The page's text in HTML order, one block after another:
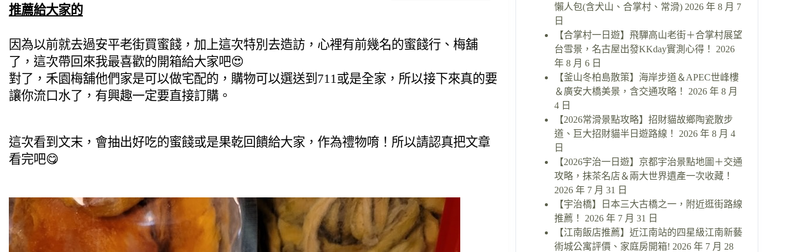
推薦給大家的
因為以前就去過安平老街買蜜餞，加上這次特別去造訪，心裡有前幾名的蜜餞行、梅舖
了，這次帶回來我最喜歡的開箱給大家吧😍
對了，禾園梅舖他們家是可以做宅配的，購物可以選送到711或是全家，所以接下來真的要
讓你流口水了，有興趣一定要直接訂購。
這次看到文末，會抽出好吃的蜜餞或是果乾回饋給大家，作為禮物唷！所以請認真把文章
看完吧😋
懶人包(含犬山、合掌村、常滑) 2026 年 8 月 7
日
【合掌村一日遊】飛驒高山老街＋合掌村展望
台雪景，名古屋出發KKday實測心得！
2026
年 8 月 6 日
【釜山冬柏島散策】海岸步道＆APEC世峰樓
＆廣安大橋美景，含交通攻略！
2026 年 8 月
4 日
【2026常滑景點攻略】招財貓故鄉陶瓷散步
道、巨大招財貓半日遊路線！
2026 年 8 月 4
日
【2026宇治一日遊】京都宇治景點地圖＋交通
攻略，抹茶名店＆兩大世界遺產一次收藏！
2026 年 7 月 31 日
【宇治橋】日本三大古橋之一，附近逛街路線
推薦！
2026 年 7 月 31 日
【江南飯店推薦】近江南站的四星級江南新藝
術城公寓評價、家庭房開箱! 2026 年 7 月 28